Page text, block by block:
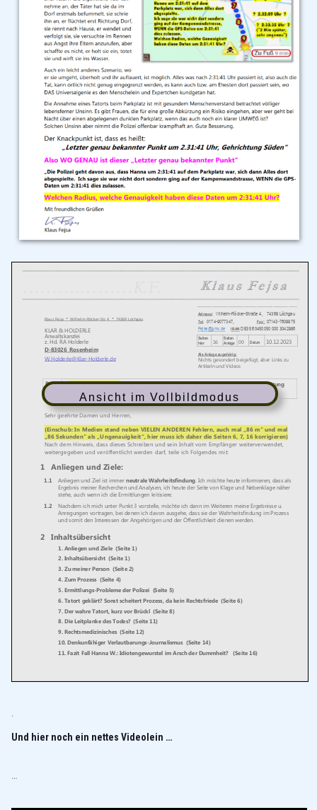
Ansicht im Vollbildmodus
.
Und hier noch ein nettes Videolein …
…